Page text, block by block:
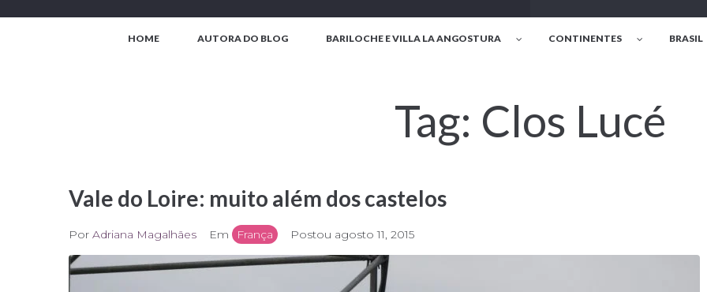
HOME AUTORA DO BLOG BARILOCHE E VILLA LA ANGOSTURA CONTINENTES BRASIL
Tag: Clos Lucé
Vale do Loire: muito além dos castelos
Por Adriana Magalhães Em França Postou agosto 11, 2015